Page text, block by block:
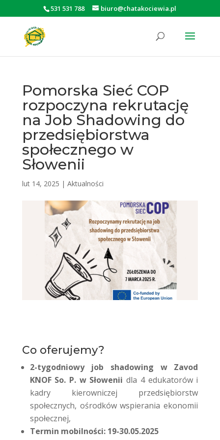
Otwórz pasek narzędzi
531 531 788 biuro@chatakociewia.pl
Pomorska Sieć COP
rozpoczyna rekrutację
na Job Shadowing do
przedsiębiorstwa
społecznego w
Słowenii
lut 14, 2025 | Aktualności
Co oferujemy?
2-tygodniowy job shadowing w Zavod
KNOF So. P. w Słowenii dla 4 edukatorów i
kadry kierowniczej przedsiębiorstw
społecznych, ośrodków wspierania ekonomii
społecznej,
Termin mobilności: 19-30.05.2025